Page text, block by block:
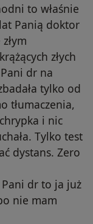
to właśnie
Panią doktor
złych
dr na
tylko od
tłumaczenia,
i nic
Tylko test
dystans. Zero
dr to ja już
nie mam